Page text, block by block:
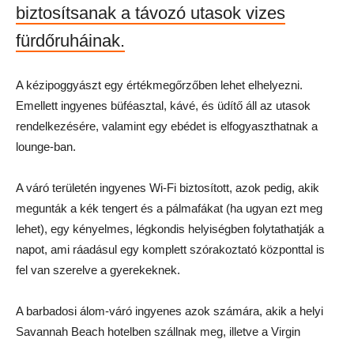
biztosítsanak a távozó utasok vizes
fürdőruháinak.
A kézipoggyászt egy értékmegőrzőben lehet elhelyezni.
Emellett ingyenes büféasztal, kávé, és üdítő áll az utasok
rendelkezésére, valamint egy ebédet is elfogyaszthatnak a
lounge-ban.
A váró területén ingyenes Wi-Fi biztosított, azok pedig, akik
megunták a kék tengert és a pálmafákat (ha ugyan ezt meg
lehet), egy kényelmes, légkondis helyiségben folytathatják a
napot, ami ráadásul egy komplett szórakoztató központtal is
fel van szerelve a gyerekeknek.
A barbadosi álom-váró ingyenes azok számára, akik a helyi
Savannah Beach hotelben szállnak meg, illetve a Virgin